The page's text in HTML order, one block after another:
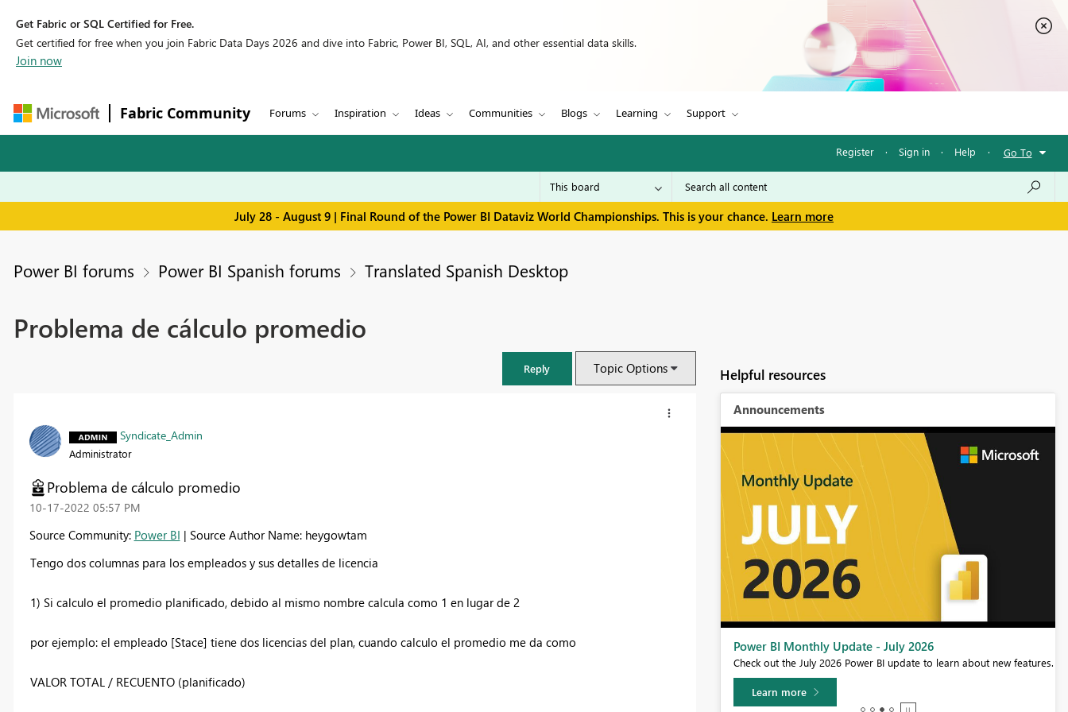
Get Fabric or SQL Certified for Free.
Get certified for free when you join Fabric Data Days 2026 and dive into Fabric, Power BI, SQL, AI, and other essential data skills.
Join now
Fabric Community Forums Inspiration Ideas Communities Blogs Learning Support
Register · Sign in · Help · Go To
July 28 - August 9 | Final Round of the Power BI Dataviz World Championships. This is your chance. Learn more
Power BI forums Power BI Spanish forums Translated Spanish Desktop
Problema de cálculo promedio
Reply Topic Options
Syndicate_Admin
Administrator
Problema de cálculo promedio
‎10-17-2022 05:57 PM
Source Community: Power BI | Source Author Name: heygowtam
Tengo dos columnas para los empleados y sus detalles de licencia
1) Si calculo el promedio planificado, debido al mismo nombre calcula como 1 en lugar de 2
por ejemplo: el empleado [Stace] tiene dos licencias del plan, cuando calculo el promedio me da como
VALOR TOTAL / RECUENTO (planificado)
Helpful resources
Announcements
If you love stickers, then you will definitely want to check out our
Power BI Monthly Update - July 2026
Check out the July 2026 Power BI update to learn about new features.
Learn more